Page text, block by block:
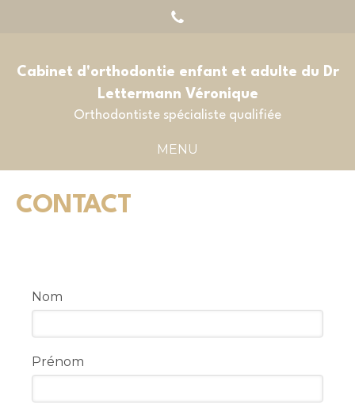
Cabinet d'orthodontie enfant et adulte du Dr
Lettermann Véronique
Orthodontiste spécialiste qualifiée
MENU
CONTACT
Nom
Prénom